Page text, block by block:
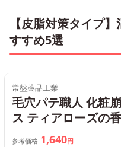
【皮脂対策タイプ
すすめ5選
常盤薬品工業
毛穴パテ職人 化粧
ス ティアローズの
参考価格 1,640円